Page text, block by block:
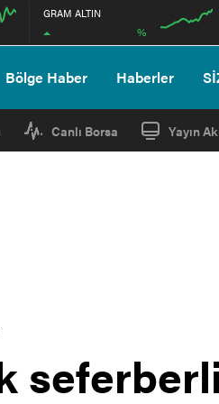
GRAM ALTIN
%
Bölge Haber Haberler
Canlı Borsa Yayın